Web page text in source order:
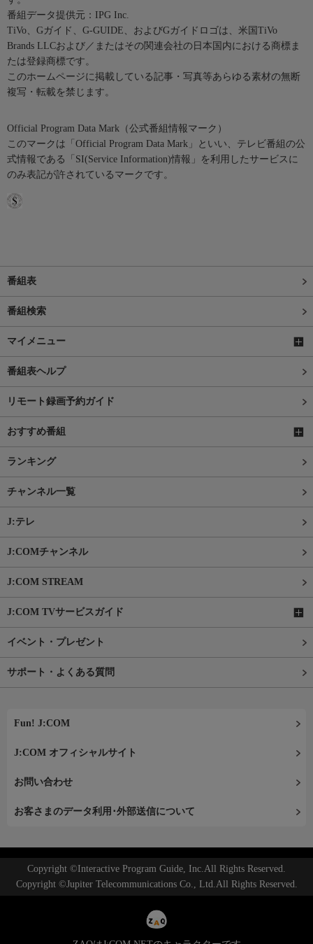
番組データ提供元：IPG Inc.
TiVo、Gガイド、G-GUIDE、およびGガイドロゴは、米国TiVo
Brands LLCおよび／またはその関連会社の日本国内における商標ま
たは登録商標です。
このホームページに掲載している記事・写真等あらゆる素材の無断
複写・転載を禁じます。
Official Program Data Mark（公式番組情報マーク）
このマークは「Official Program Data Mark」といい、テレビ番組の公
式情報である「SI(Service Information)情報」を利用したサービスに
のみ表記が許されているマークです。
番組表
番組検索
マイメニュー
番組表ヘルプ
リモート録画予約ガイド
おすすめ番組
ランキング
チャンネル一覧
J:テレ
J:COMチャンネル
J:COM STREAM
J:COM TVサービスガイド
イベント・プレゼント
サポート・よくある質問
Fun! J:COM
J:COM オフィシャルサイト
お問い合わせ
お客さまのデータ利用･外部送信について
Copyright ©Interactive Program Guide, Inc.All Rights Reserved.
Copyright ©Jupiter Telecommunications Co., Ltd.All Rights Reserved.